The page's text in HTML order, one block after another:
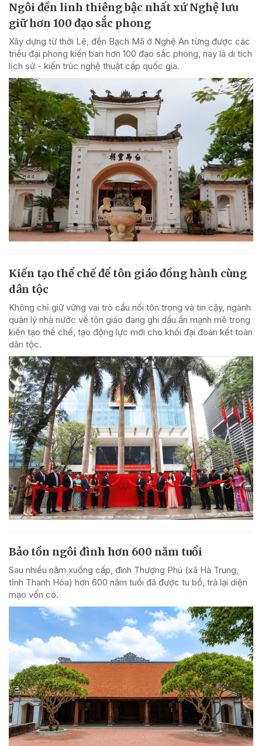
Ngôi đền linh thiêng bậc nhất xứ Nghệ lưu
giữ hơn 100 đạo sắc phong
Xây dựng từ thời Lê, đền Bạch Mã ở Nghệ An từng được các
triều đại phong kiến ban hơn 100 đạo sắc phong, nay là di tích
lịch sử - kiến trúc nghệ thuật cấp quốc gia.
Kiến tạo thể chế để tôn giáo đồng hành cùng
dân tộc
Không chỉ giữ vững vai trò cầu nối tôn trọng và tin cậy, ngành
quản lý nhà nước về tôn giáo đang ghi dấu ấn mạnh mẽ trong
kiến tạo thể chế, tạo động lực mới cho khối đại đoàn kết toàn
dân tộc.
Bảo tồn ngôi đình hơn 600 năm tuổi
Sau nhiều năm xuống cấp, đình Thượng Phú (xã Hà Trung,
tỉnh Thanh Hóa) hơn 600 năm tuổi đã được tu bổ, trả lại diện
mạo vốn có.